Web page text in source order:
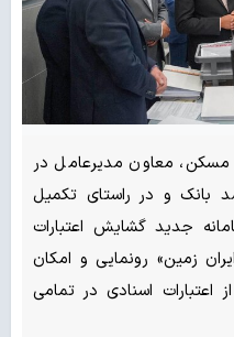
معاون مدیرعامل در
بانک و در راستای تکمیل
جدید گشایش اعتبارات
زمین» رونمایی و امکان
اسنادی در تمامی